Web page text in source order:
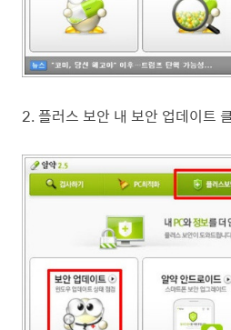
2. 플러스 보안 내 보안 업데이트